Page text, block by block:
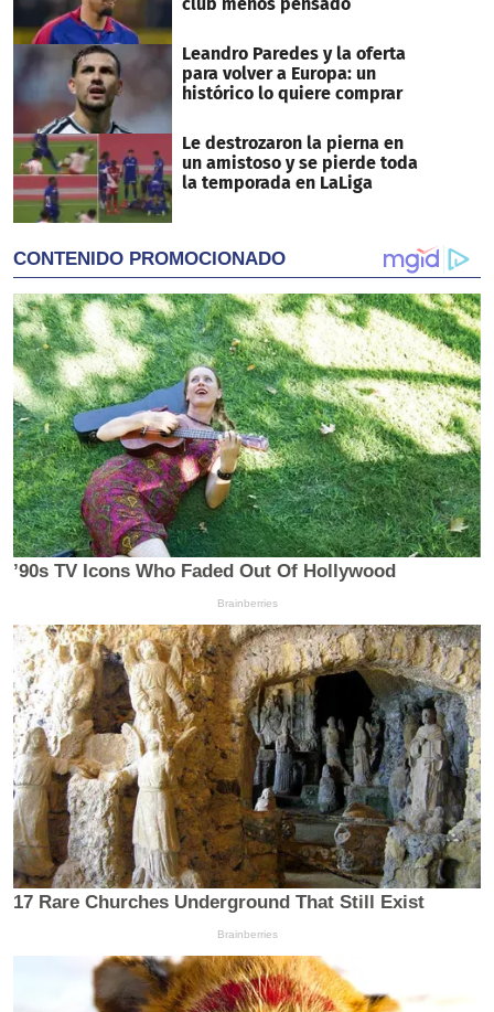
club menos pensado
Leandro Paredes y la oferta
para volver a Europa: un
histórico lo quiere comprar
Le destrozaron la pierna en
un amistoso y se pierde toda
la temporada en LaLiga